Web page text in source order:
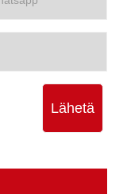
Lähetä